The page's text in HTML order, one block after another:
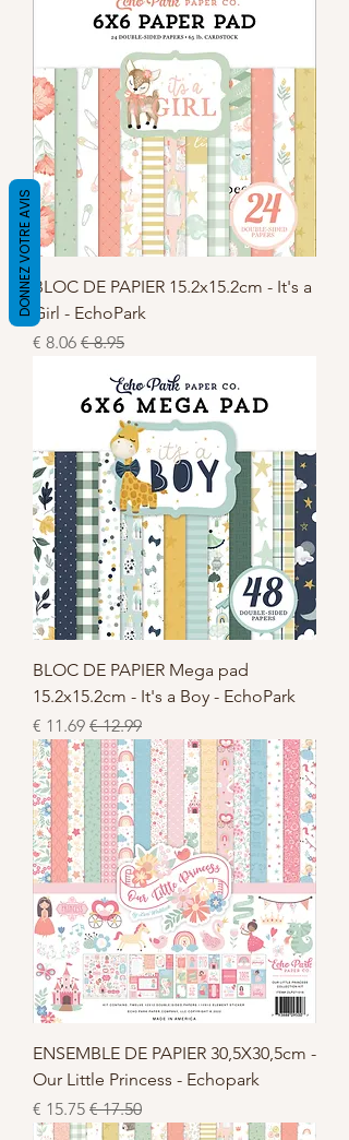
BLOC DE PAPIER 15.2x15.2cm - It's a
Girl - EchoPark
سعر عاديسعر البيع
BLOC DE PAPIER Mega pad
15.2x15.2cm - It's a Boy - EchoPark
سعر عاديسعر البيع
ENSEMBLE DE PAPIER 30,5X30,5cm -
Our Little Princess - Echopark
سعر عاديسعر البيع
DONNEZ VOTRE AVIS